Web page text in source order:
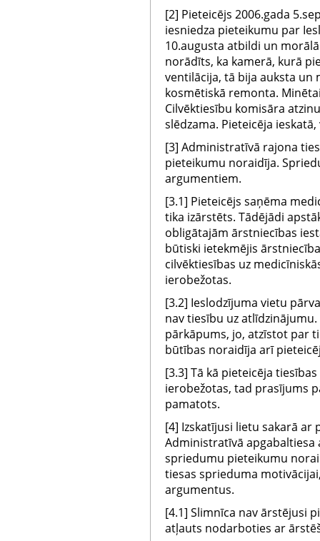
[2] Pieteicējs 2006.gada
iesniedza pieteikumu par
10.augusta atbildi un
norādīts, ka kamerā, kurā
ventilācija, tā bija auksta un
kosmētiskā remonta.
Cilvēktiesību komisāra
slēdzama. Pieteicēja
[3] Administratīvā rajona
pieteikumu noraidīja.
argumentiem.
[3.1] Pieteicējs saņēma
tika izārstēts. Tādējādi
obligātajām ārstniecības
būtiski ietekmējis
cilvēktiesības uz
ierobežotas.
[3.2] Ieslodzījuma vietu
nav tiesību uz
pārkāpums, jo, atzīstot par
būtības noraidīja arī
[3.3] Tā kā pieteicēja
ierobežotas, tad prasījums
pamatots.
[4] Izskatījusi lietu sakarā ar
Administratīvā apgabaltiesa
spriedumu pieteikumu
tiesas sprieduma
argumentus.
[4.1] Slimnīca nav ārstējusi
atļauts nodarboties ar